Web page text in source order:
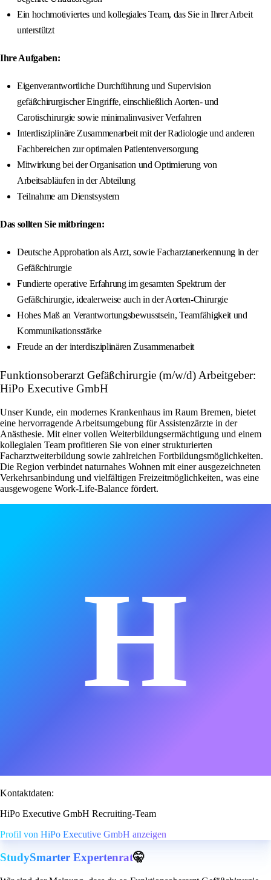
Ein hochmotiviertes und kollegiales Team, das Sie in Ihrer Arbeit
unterstützt
Ihre Aufgaben:
Eigenverantwortliche Durchführung und Supervision
gefäßchirurgischer Eingriffe, einschließlich Aorten- und
Carotischirurgie sowie minimalinvasiver Verfahren
Interdisziplinäre Zusammenarbeit mit der Radiologie und anderen
Fachbereichen zur optimalen Patientenversorgung
Mitwirkung bei der Organisation und Optimierung von
Arbeitsabläufen in der Abteilung
Teilnahme am Dienstsystem
Das sollten Sie mitbringen:
Deutsche Approbation als Arzt, sowie Facharztanerkennung in der
Gefäßchirurgie
Fundierte operative Erfahrung im gesamten Spektrum der
Gefäßchirurgie, idealerweise auch in der Aorten-Chirurgie
Hohes Maß an Verantwortungsbewusstsein, Teamfähigkeit und
Kommunikationsstärke
Freude an der interdisziplinären Zusammenarbeit
Funktionsoberarzt Gefäßchirurgie (m/w/d) Arbeitgeber:
HiPo Executive GmbH
Unser Kunde, ein modernes Krankenhaus im Raum Bremen, bietet
eine hervorragende Arbeitsumgebung für Assistenzärzte in der
Anästhesie. Mit einer vollen Weiterbildungsermächtigung und einem
kollegialen Team profitieren Sie von einer strukturierten
Facharztweiterbildung sowie zahlreichen Fortbildungsmöglichkeiten.
Die Region verbindet naturnahes Wohnen mit einer ausgezeichneten
Verkehrsanbindung und vielfältigen Freizeitmöglichkeiten, was eine
ausgewogene Work-Life-Balance fördert.
H
Kontaktdaten:
HiPo Executive GmbH Recruiting-Team
Profil von HiPo Executive GmbH anzeigen
StudySmarter Expertenrat🤫